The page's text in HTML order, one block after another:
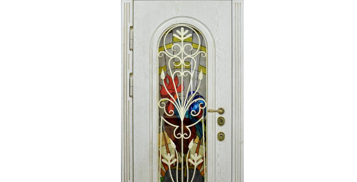
С выдавленным рисунком (35)
С металлобагетом (571)
С геометрическим рисунком(46)
С реечным дизайном